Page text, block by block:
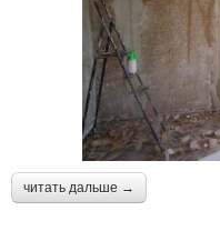
читать дальше →